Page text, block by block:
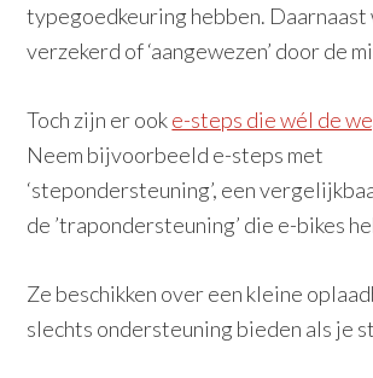
typegoedkeuring hebben. Daarnaast
verzekerd of ‘aangewezen’ door de
Toch zijn er ooke-steps die wél de
Neem bijvoorbeeld e-steps met
‘stepondersteuning’, een
de ’trapondersteuning’ die e-bikes
Ze beschikken over een kleine
slechts ondersteuning bieden als je